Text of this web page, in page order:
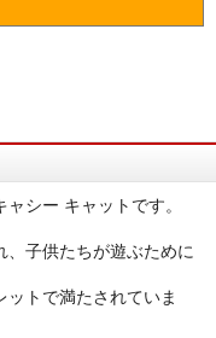
シー キャットです。
、子供たちが遊ぶために
トで満たされていま